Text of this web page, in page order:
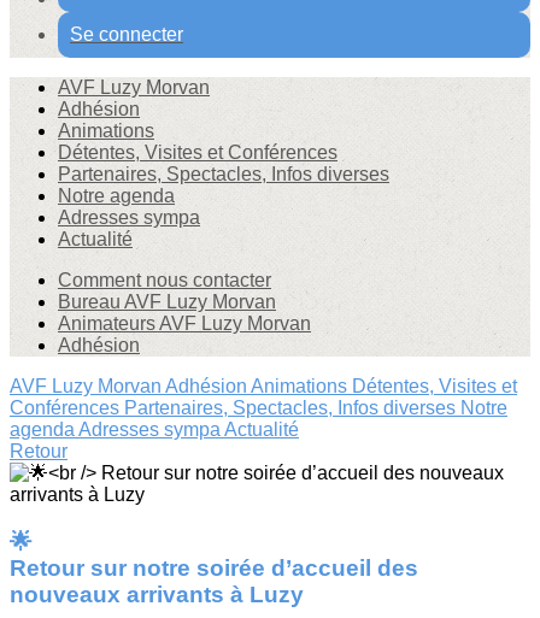
Se connecter
AVF Luzy Morvan
Adhésion
Animations
Détentes, Visites et Conférences
Partenaires, Spectacles, Infos diverses
Notre agenda
Adresses sympa
Actualité
Comment nous contacter
Bureau AVF Luzy Morvan
Animateurs AVF Luzy Morvan
Adhésion
AVF Luzy Morvan Adhésion Animations Détentes, Visites et
Conférences Partenaires, Spectacles, Infos diverses Notre
agenda Adresses sympa Actualité
Retour
🌟
Retour sur notre soirée d’accueil des
nouveaux arrivants à Luzy